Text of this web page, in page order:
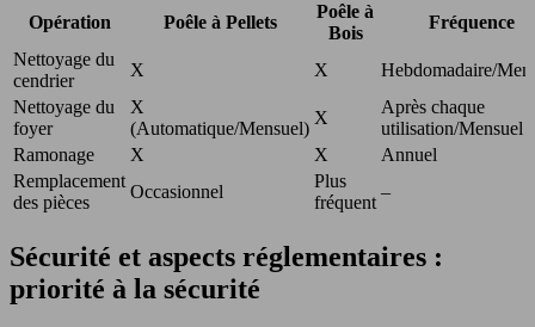
Opération Poêle à Pellets
Poêle à
Bois
Fréquence
Nettoyage du
cendrier
X X
Hebdomadaire/
Nettoyage du
foyer
X
(Automatique/Mensuel)
X
Après chaque
utilisation/Mensuel
Ramonage
X X
Annuel
Remplacement
des pièces
Occasionnel
Plus
fréquent
–
Sécurité et aspects réglementaires :
priorité à la sécurité